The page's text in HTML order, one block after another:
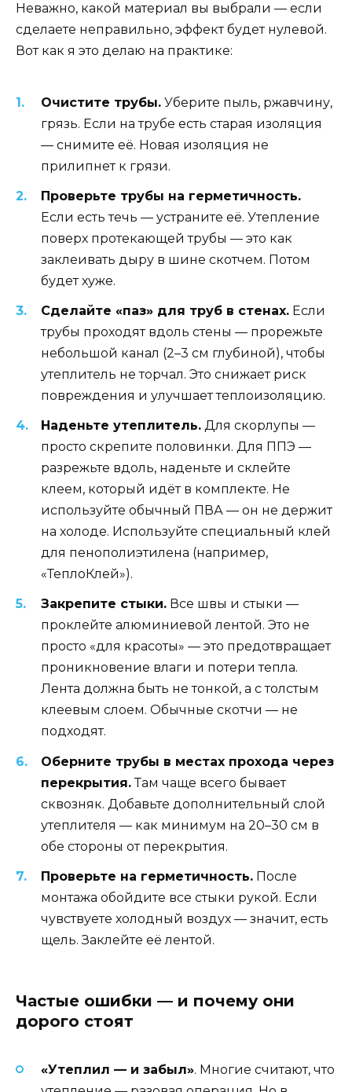
Неважно, какой материал вы выбрали — если
сделаете неправильно, эффект будет нулевой.
Вот как я это делаю на практике:
Очистите трубы. Уберите пыль, ржавчину,
грязь. Если на трубе есть старая изоляция
— снимите её. Новая изоляция не
прилипнет к грязи.
Проверьте трубы на герметичность.
Если есть течь — устраните её. Утепление
поверх протекающей трубы — это как
заклеивать дыру в шине скотчем. Потом
будет хуже.
Сделайте «паз» для труб в стенах. Если
трубы проходят вдоль стены — прорежьте
небольшой канал (2–3 см глубиной), чтобы
утеплитель не торчал. Это снижает риск
повреждения и улучшает теплоизоляцию.
Наденьте утеплитель. Для скорлупы —
просто скрепите половинки. Для ППЭ —
разрежьте вдоль, наденьте и склейте
клеем, который идёт в комплекте. Не
используйте обычный ПВА — он не держит
на холоде. Используйте специальный клей
для пенополиэтилена (например,
«ТеплоКлей»).
Закрепите стыки. Все швы и стыки —
проклейте алюминиевой лентой. Это не
просто «для красоты» — это предотвращает
проникновение влаги и потери тепла.
Лента должна быть не тонкой, а с толстым
клеевым слоем. Обычные скотчи — не
подходят.
Оберните трубы в местах прохода через
перекрытия.Там чаще всего бывает
сквозняк. Добавьте дополнительный слой
утеплителя — как минимум на 20–30 см в
обе стороны от перекрытия.
Проверьте на герметичность. После
монтажа обойдите все стыки рукой. Если
чувствуете холодный воздух — значит, есть
щель. Заклейте её лентой.
Частые ошибки — и почему они
дорого стоят
«Утеплил — и забыл». Многие считают, что